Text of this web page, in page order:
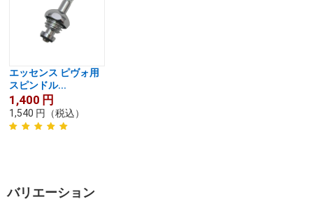
エッセンス ピヴォ用
スピンドル...
1,400 円
1,540 円 （税込）
バリエーション